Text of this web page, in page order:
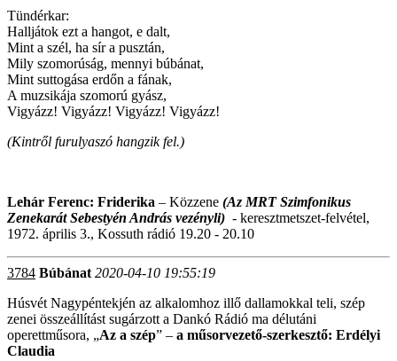
Tündérkar:
Halljátok ezt a hangot, e dalt,
Mint a szél, ha sír a pusztán,
Mily szomorúság, mennyi búbánat,
Mint suttogása erdőn a fának,
A muzsikája szomorú gyász,
Vigyázz! Vigyázz! Vigyázz! Vigyázz!
(Kintről furulyaszó hangzik fel.)
Lehár Ferenc: Friderika – Közzene (Az MRT Szimfonikus
Zenekarát Sebestyén András vezényli) - keresztmetszet-felvétel,
1972. április 3., Kossuth rádió 19.20 - 20.10
3784 Búbánat 2020-04-10 19:55:19
Húsvét Nagypéntekjén az alkalomhoz illő dallamokkal teli, szép
zenei összeállítást sugárzott a Dankó Rádió ma délutáni
operettműsora, „Az a szép” – a műsorvezető-szerkesztő: Erdélyi
Claudia